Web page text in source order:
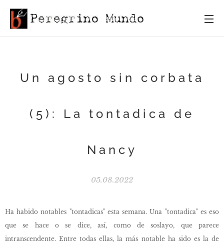
Un agosto sin corbata
(5): La tontadica de
Nancy
05.08.2022
Ha habido notables "tontadicas" esta semana. Una "tontadica" es eso
que se hace o se dice, así, como de soslayo, que parece
intranscendente. Entre todas ellas, la más notable ha sido es la de